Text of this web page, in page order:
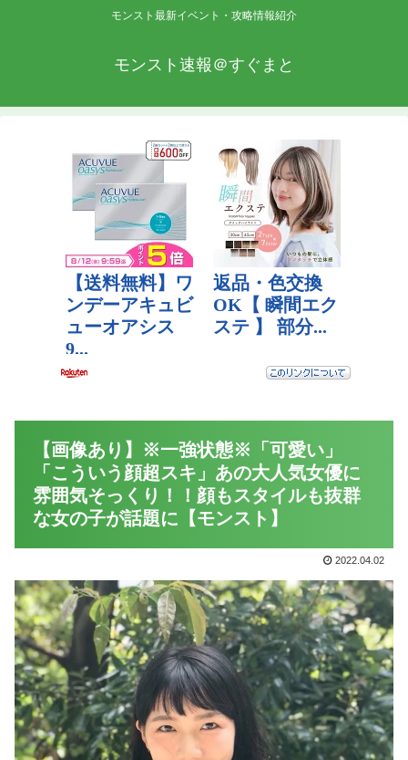
モンスト最新イベント・攻略情報紹介
モンスト速報＠すぐまと
【画像あり】※一強状態※「可愛い」
「こういう顔超スキ」あの大人気女優に
雰囲気そっくり！！顔もスタイルも抜群
な女の子が話題に【モンスト】
2022.04.02